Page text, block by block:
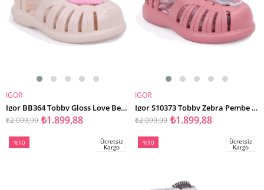
SEPETE EKLE
IGOR
Igor BB364 Tobby Gloss Love Bej Günlük Kız Çocuk Sandalet
₺1.899,88
₺2.099,99
SEPETE EKLE
IGOR
Igor S10373 Tobby Zebra Pembe Günlük Kız Çocuk Sandalet
₺1.899,88
₺2.099,99
%10
Ücretsiz
Kargo
%10
Ücretsiz
Kargo